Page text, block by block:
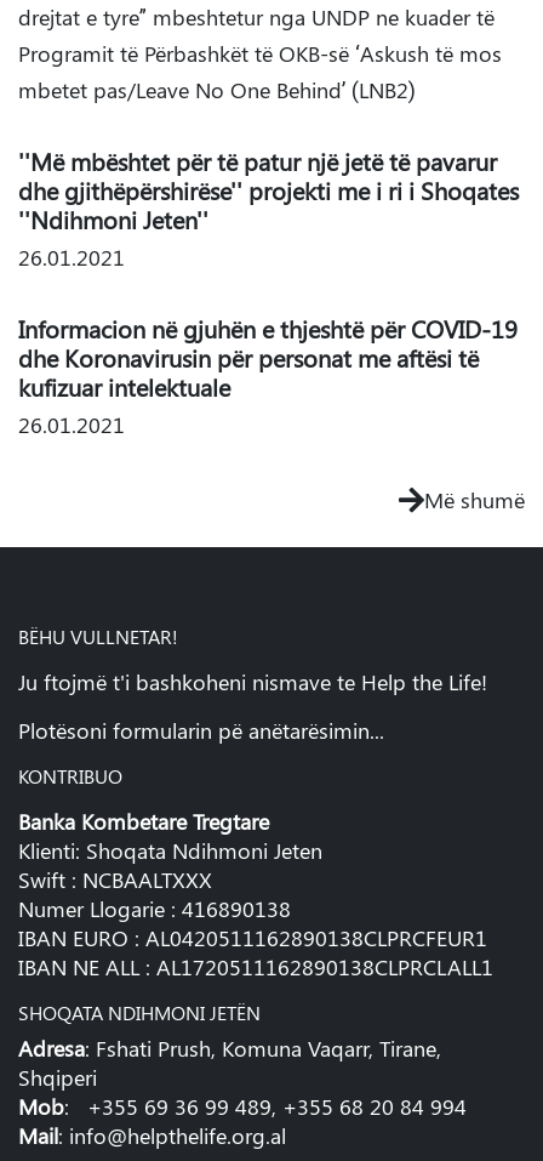
drejtat e tyre” mbeshtetur nga UNDP ne kuader të
Programit të Përbashkët të OKB-së ‘Askush të mos
mbetet pas/Leave No One Behind’ (LNB2)
''Më mbështet për të patur një jetë të pavarur
dhe gjithëpërshirëse'' projekti me i ri i Shoqates
''Ndihmoni Jeten''
26.01.2021
Informacion në gjuhën e thjeshtë për COVID-19
dhe Koronavirusin për personat me aftësi të
kufizuar intelektuale
26.01.2021
Më shumë
BËHU VULLNETAR!
Ju ftojmë t'i bashkoheni nismave te Help the Life!
Plotësoni formularin pë anëtarësimin...
KONTRIBUO
Banka Kombetare Tregtare
Klienti: Shoqata Ndihmoni Jeten
Swift : NCBAALTXXX
Numer Llogarie : 416890138
IBAN EURO : AL0420511162890138CLPRCFEUR1
IBAN NE ALL : AL1720511162890138CLPRCLALL1
SHOQATA NDIHMONI JETËN
Adresa: Fshati Prush, Komuna Vaqarr, Tirane,
Shqiperi
Mob: +355 69 36 99 489, +355 68 20 84 994
Mail: info@helpthelife.org.al